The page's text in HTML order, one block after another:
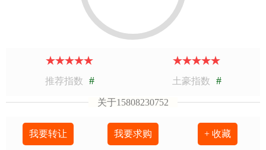
推荐指数 # 土豪指数 #
关于15808230752
我要转让 我要求购 + 收藏